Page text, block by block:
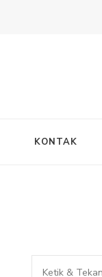
KONTAK
Mencari